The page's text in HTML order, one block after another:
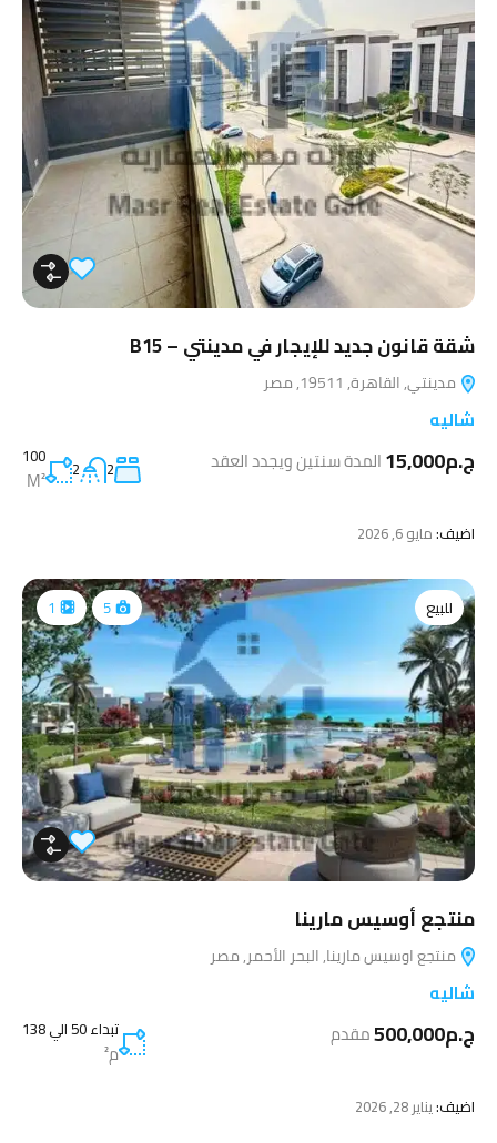
شقة قانون جديد للإيجار في مدينتي – B15
مدينتي, القاهرة, 19511, مصر
شاليه
ج.م15,000 المدة سنتين ويجدد العقد 2
2
100
M²
اضيف:مايو 6, 2026
للبيع 5
1
منتجع أوسيس مارينا
منتجع اوسيس مارينا, البحر الأحمر, مصر
شاليه
ج.م500,000 مقدم تبداء 50 الي 138
م²
اضيف:يناير 28, 2026